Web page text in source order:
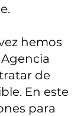
hemos
de
En este
para